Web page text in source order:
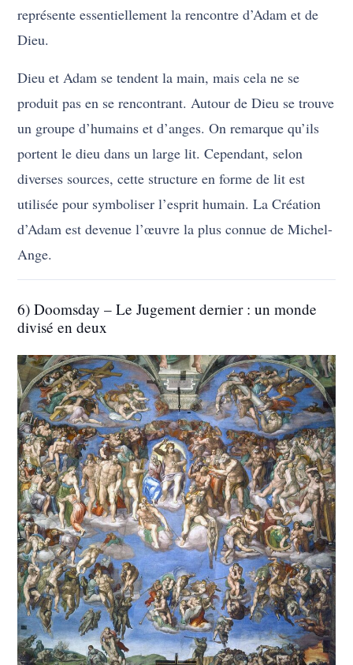
représente essentiellement la rencontre d’Adam et de
Dieu.
Dieu et Adam se tendent la main, mais cela ne se
produit pas en se rencontrant. Autour de Dieu se trouve
un groupe d’humains et d’anges. On remarque qu’ils
portent le dieu dans un large lit. Cependant, selon
diverses sources, cette structure en forme de lit est
utilisée pour symboliser l’esprit humain. La Création
d’Adam est devenue l’œuvre la plus connue de Michel-
Ange.
6) Doomsday – Le Jugement dernier : un monde
divisé en deux